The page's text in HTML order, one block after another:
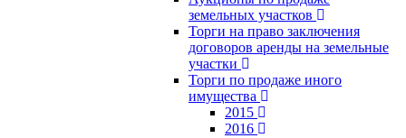
земельных участков
Торги на право заключения
договоров аренды на земельные
участки
Торги по продаже иного
имущества
2015
2016